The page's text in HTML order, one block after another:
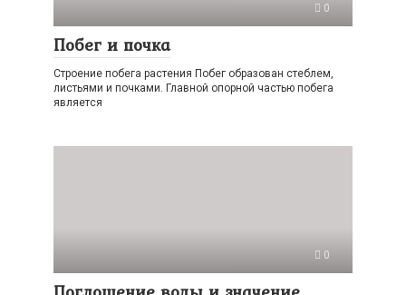
0
Побег и почка
Строение побега растения Побег образован стеблем,
листьями и почками. Главной опорной частью побега
является
0